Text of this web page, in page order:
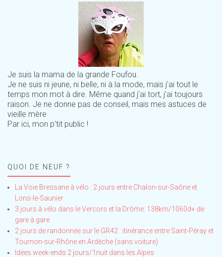
Je suis la mama de la grande Foufou.
Je ne suis ni jeune, ni belle, ni à la mode, mais j'ai tout le
temps mon mot à dire. Même quand j'ai tort, j'ai toujours
raison. Je ne donne pas de conseil, mais mes astuces de
vieille mère
Par ici, mon p'tit public !
QUOI DE NEUF ?
La Voie Bressane à vélo : 2 jours entre Chalon-sur-Saône et
Lons-le-Saunier
3 jours à vélo dans le Vercors et la Drôme: 138km/1060d+ de
gare à gare
2 jours de randonnée sur le GR42 : itinérance entre Saint-Péray et
Tournon-sur-Rhône en Ardèche (sans voiture)
Idées week-ends 2 jours/1nuit dans les Alpes